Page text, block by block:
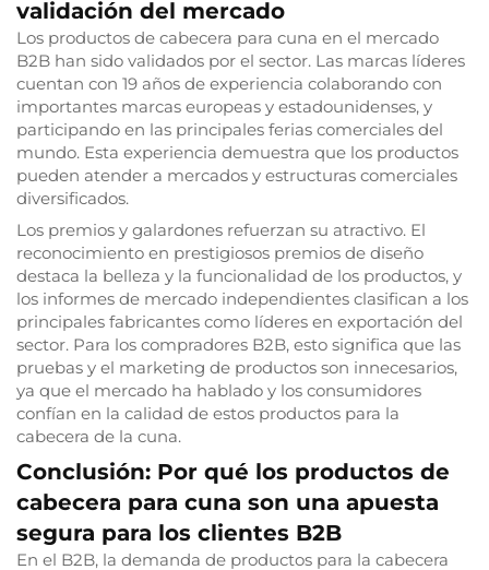
validación del mercado
Los productos de cabecera para cuna en el mercado
B2B han sido validados por el sector. Las marcas líderes
cuentan con 19 años de experiencia colaborando con
importantes marcas europeas y estadounidenses, y
participando en las principales ferias comerciales del
mundo. Esta experiencia demuestra que los productos
pueden atender a mercados y estructuras comerciales
diversificados.
Los premios y galardones refuerzan su atractivo. El
reconocimiento en prestigiosos premios de diseño
destaca la belleza y la funcionalidad de los productos, y
los informes de mercado independientes clasifican a los
principales fabricantes como líderes en exportación del
sector. Para los compradores B2B, esto significa que las
pruebas y el marketing de productos son innecesarios,
ya que el mercado ha hablado y los consumidores
confían en la calidad de estos productos para la
cabecera de la cuna.
Conclusión: Por qué los productos de
cabecera para cuna son una apuesta
segura para los clientes B2B
En el B2B, la demanda de productos para la cabecera